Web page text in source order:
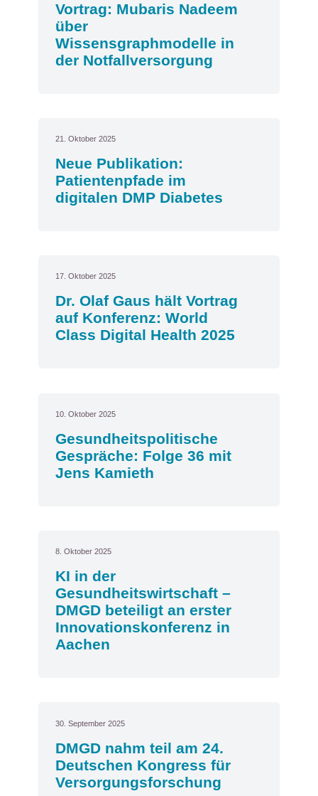
Vortrag: Mubaris Nadeem
über
Wissensgraphmodelle in
der Notfallversorgung
21. Oktober 2025
Neue Publikation:
Patientenpfade im
digitalen DMP Diabetes
17. Oktober 2025
Dr. Olaf Gaus hält Vortrag
auf Konferenz: World
Class Digital Health 2025
10. Oktober 2025
Gesundheitspolitische
Gespräche: Folge 36 mit
Jens Kamieth
8. Oktober 2025
KI in der
Gesundheitswirtschaft –
DMGD beteiligt an erster
Innovationskonferenz in
Aachen
30. September 2025
DMGD nahm teil am 24.
Deutschen Kongress für
Versorgungsforschung